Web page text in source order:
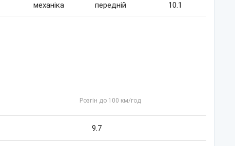
механіка передній 10.1
Розгін до 100 км/год
9.7